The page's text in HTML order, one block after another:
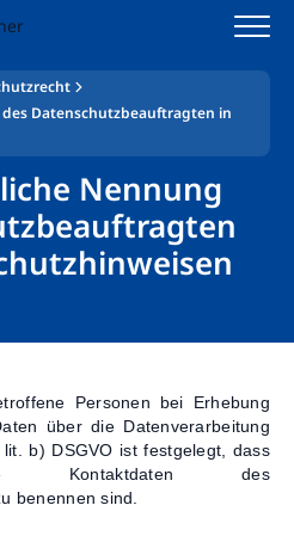
Datenschutzbeauftragten in
Nennung
Personen bei Erhebung
über die Datenverarbeitung
b) DSGVO ist festgelegt, dass
Kontaktdaten des
benennen sind.